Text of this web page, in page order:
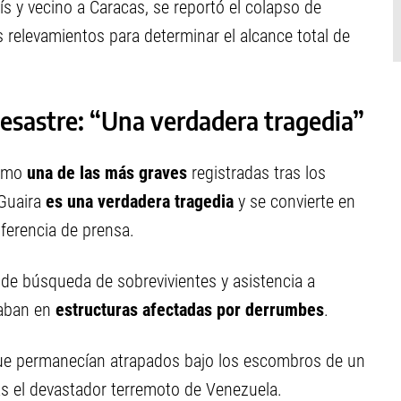
y vecino a Caracas, se reportó el colapso de
para determinar el alcance total de
“Una verdadera tragedia”
una de las más graves registradas tras los
es una verdadera tragedia y se convierte en
de prensa.
búsqueda de sobrevivientes y asistencia a
en estructuras afectadas por derrumbes.
permanecían atrapados bajo los escombros de un
el devastador terremoto de Venezuela.